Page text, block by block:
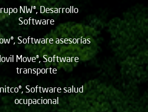
NW®, Desarrollo
Software
Software asesorías
Move®, Software
transporte
Software salud
ocupacional